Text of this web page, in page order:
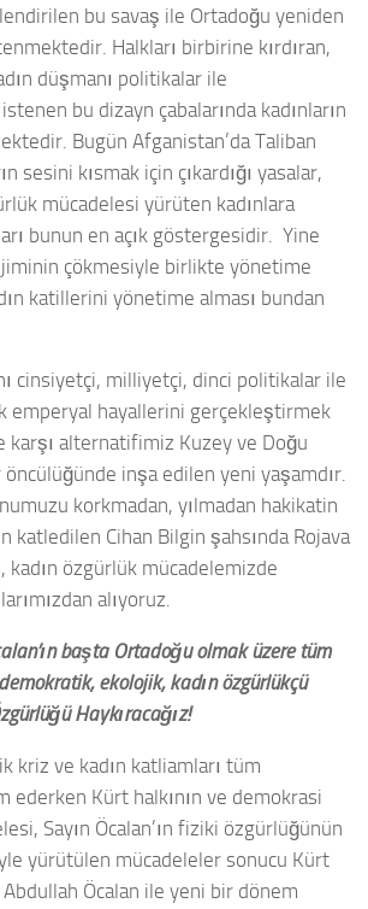
bu savaş ile Ortadoğu yeniden
Halkları birbirine kırdıran,
düşmanı politikalar ile
bu dizayn çabalarında kadınların
Bugün Afganistan’da Taliban
sesini kısmak için çıkardığı yasalar,
mücadelesi yürüten kadınlara
bunun en açık göstergesidir. Yine
çökmesiyle birlikte yönetime
katillerini yönetime alması bundan
cinsiyetçi, milliyetçi, dinci politikalar ile
emperyal hayallerini gerçekleştirmek
karşı alternatifimiz Kuzey ve Doğu
öncülüğünde inşa edilen yeni yaşamdır.
korkmadan, yılmadan hakikatin
katledilen Cihan Bilgin şahsında Rojava
kadın özgürlük mücadelemizde
alıyoruz.
başta Ortadoğu olmak üzere tüm
ekolojik, kadın özgürlükçü
Haykıracağız!
kriz ve kadın katliamları tüm
ederken Kürt halkının ve demokrasi
Sayın Öcalan’ın fiziki özgürlüğünün
yürütülen mücadeleler sonucu Kürt
Abdullah Öcalan ile yeni bir dönem